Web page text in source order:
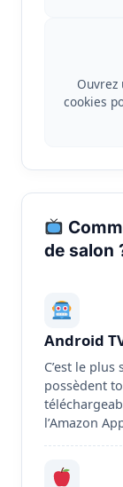
Ouvrez
cookies
de salon
Android
C’est le
possèdent
l’Amazon